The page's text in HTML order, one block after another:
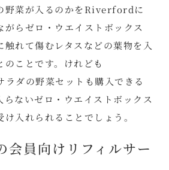
野菜が入るのかをRiverfordに
がらゼロ・ウエイストボックス
触れて傷むレタスなどの葉物を入
ことです。けれども
ダの野菜セットも購入できる
らないゼロ・ウエイストボックス
入れられることでしょう。
員向けリフィルサー